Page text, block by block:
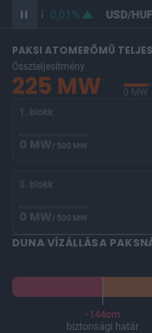
365,45 0,01% USD/HUF
PAKSI ATOMERŐMŰ
Összteljesítmény
225 MW 0 MW
1. blokk
0 MW/ 500 MW
3. blokk
0 MW/ 500 MW
DUNA VÍZÁLLÁSA
-144cm
biztonsági határ